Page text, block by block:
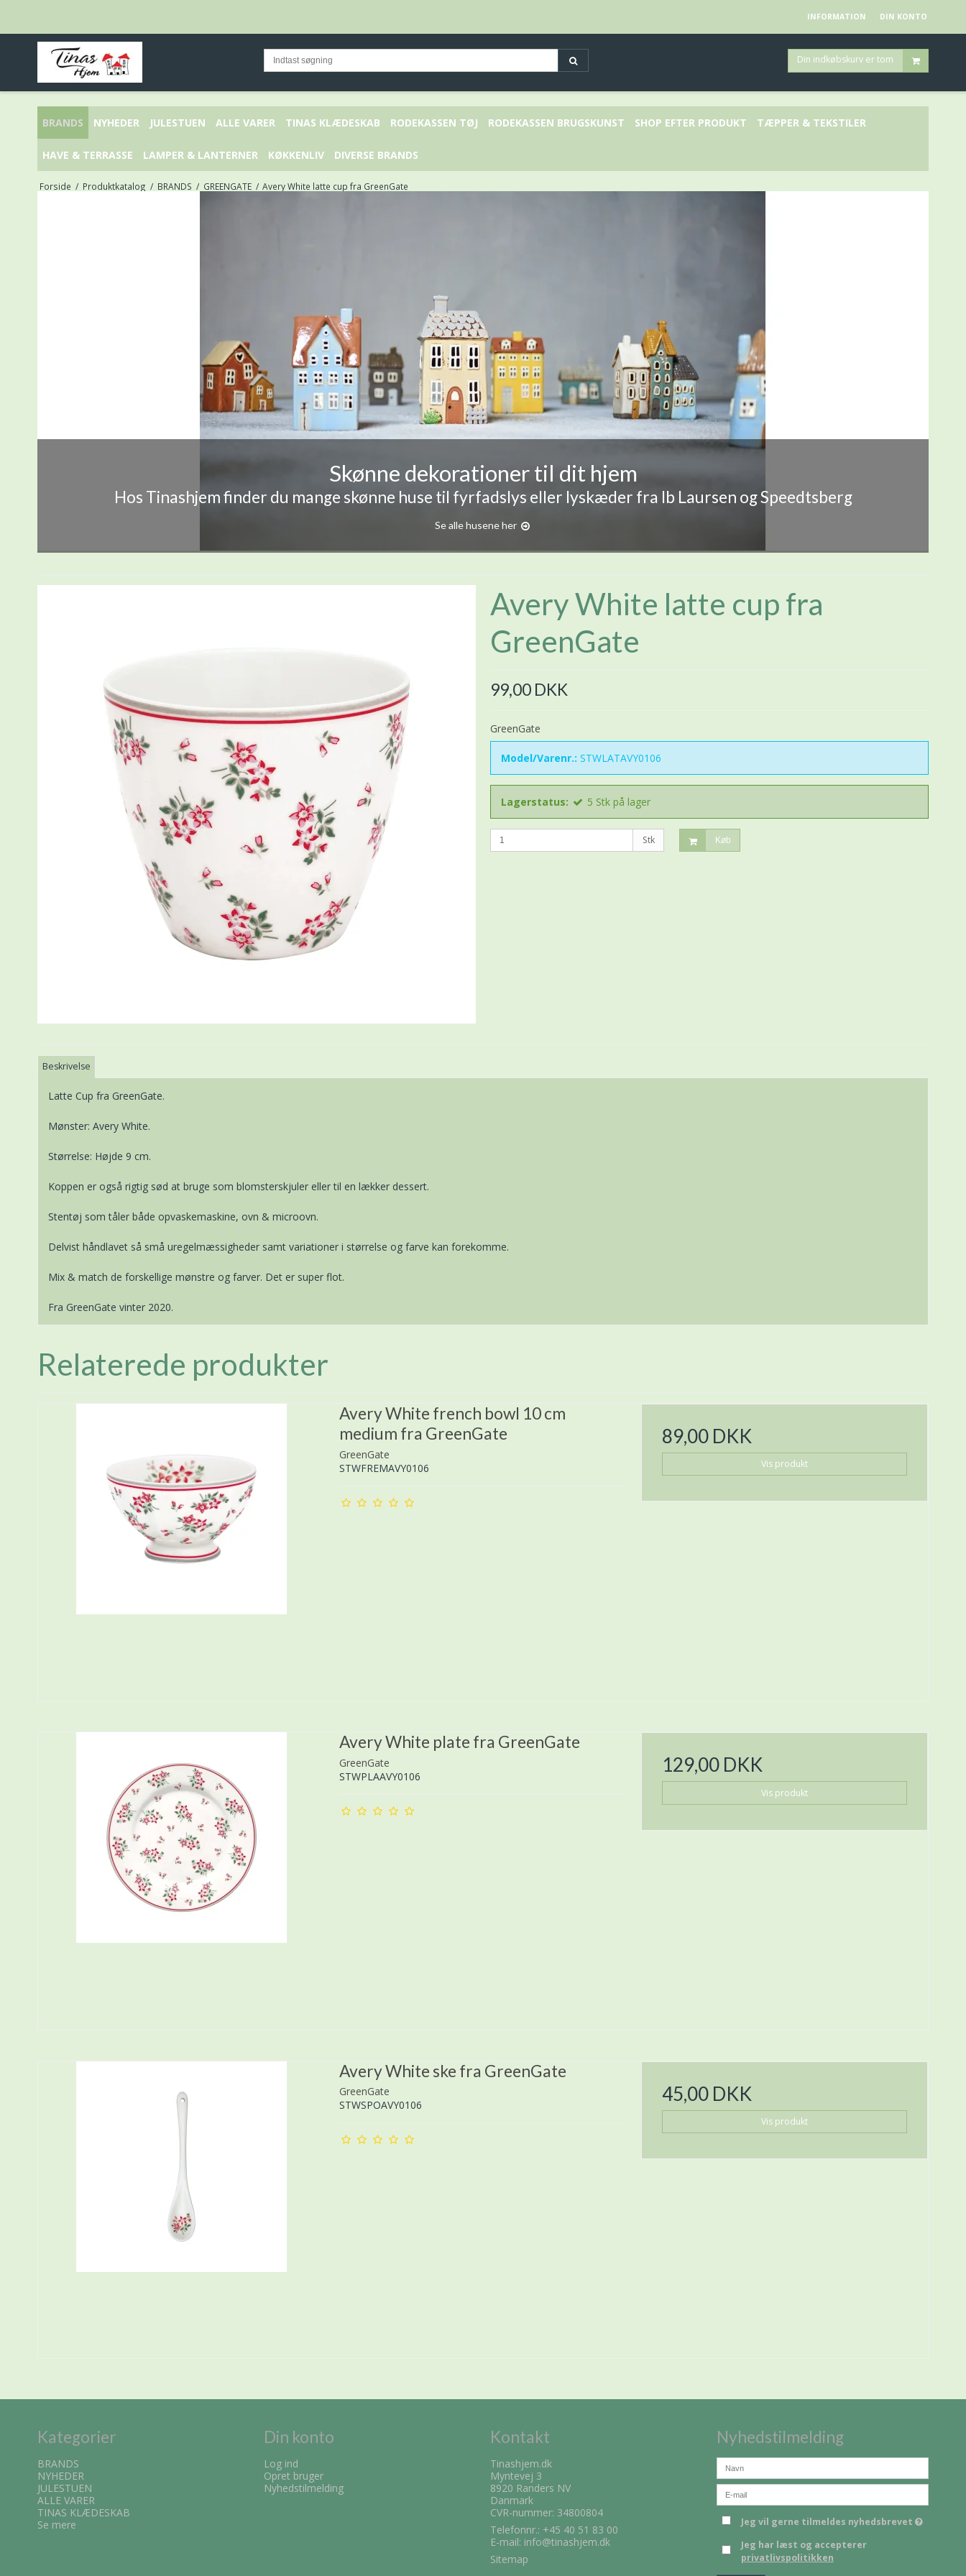
INFORMATION DIN KONTO
Din indkøbskurv er tom
BRANDS NYHEDER JULESTUEN ALLE VARER TINAS KLÆDESKAB RODEKASSEN TØJ RODEKASSEN BRUGSKUNST SHOP EFTER PRODUKT TÆPPER & TEKSTILER
HAVE & TERRASSE LAMPER & LANTERNER KØKKENLIV DIVERSE BRANDS
Forside / Produktkatalog / BRANDS / GREENGATE / Avery White latte cup fra GreenGate
Skønne dekorationer til dit hjem
Hos Tinashjem finder du mange skønne huse til fyrfadslys eller lyskæder fra Ib Laursen og Speedtsberg
Se alle husene her
Avery White latte cup fra
GreenGate
99,00 DKK
GreenGate
Model/Varenr.: STWLATAVY0106
Lagerstatus: 5 Stk på lager
Stk Køb
Beskrivelse
Latte Cup fra GreenGate.
Mønster: Avery White.
Størrelse: Højde 9 cm.
Koppen er også rigtig sød at bruge som blomsterskjuler eller til en lækker dessert.
Stentøj som tåler både opvaskemaskine, ovn & microovn.
Delvist håndlavet så små uregelmæssigheder samt variationer i størrelse og farve kan forekomme.
Mix & match de forskellige mønstre og farver. Det er super flot.
Fra GreenGate vinter 2020.
Relaterede produkter
Avery White french bowl 10 cm
medium fra GreenGate
GreenGate
STWFREMAVY0106
89,00 DKK
Vis produkt
Avery White plate fra GreenGate
GreenGate
STWPLAAVY0106
129,00 DKK
Vis produkt
Avery White ske fra GreenGate
GreenGate
STWSPOAVY0106
45,00 DKK
Vis produkt
Kategorier
BRANDS
NYHEDER
JULESTUEN
ALLE VARER
TINAS KLÆDESKAB
Se mere
Din konto
Log ind
Opret bruger
Nyhedstilmelding
Kontakt
Tinashjem.dk
Myntevej 3
8920 Randers NV
Danmark
CVR-nummer: 34800804
Telefonnr.: +45 40 51 83 00
E-mail: info@tinashjem.dk
Sitemap
Nyhedstilmelding
Jeg vil gerne tilmeldes nyhedsbrevet
Jeg har læst og accepterer
privatlivspolitikken